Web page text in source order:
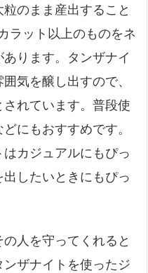
のまま産出すること
ラット以上のものをネ
ります。タンザナイ
気を醸し出すので、
れています。普段使
にもおすすめです。
カジュアルにもぴっ
したいときにもぴっ
人を守ってくれると
ザナイトを使ったジ